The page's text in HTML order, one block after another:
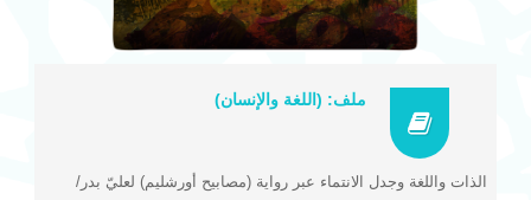
ملف: (اللغة والإنسان)
الذات واللغة وجدل الانتماء عبر رواية (مصابيح أورشليم) لعليّ بدر/